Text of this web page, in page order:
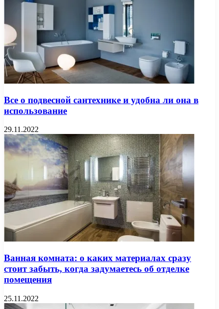
Все о подвесной сантехнике и удобна ли она в
использование
29.11.2022
Ванная комната: о каких материалах сразу
стоит забыть, когда задумаетесь об отделке
помещения
25.11.2022